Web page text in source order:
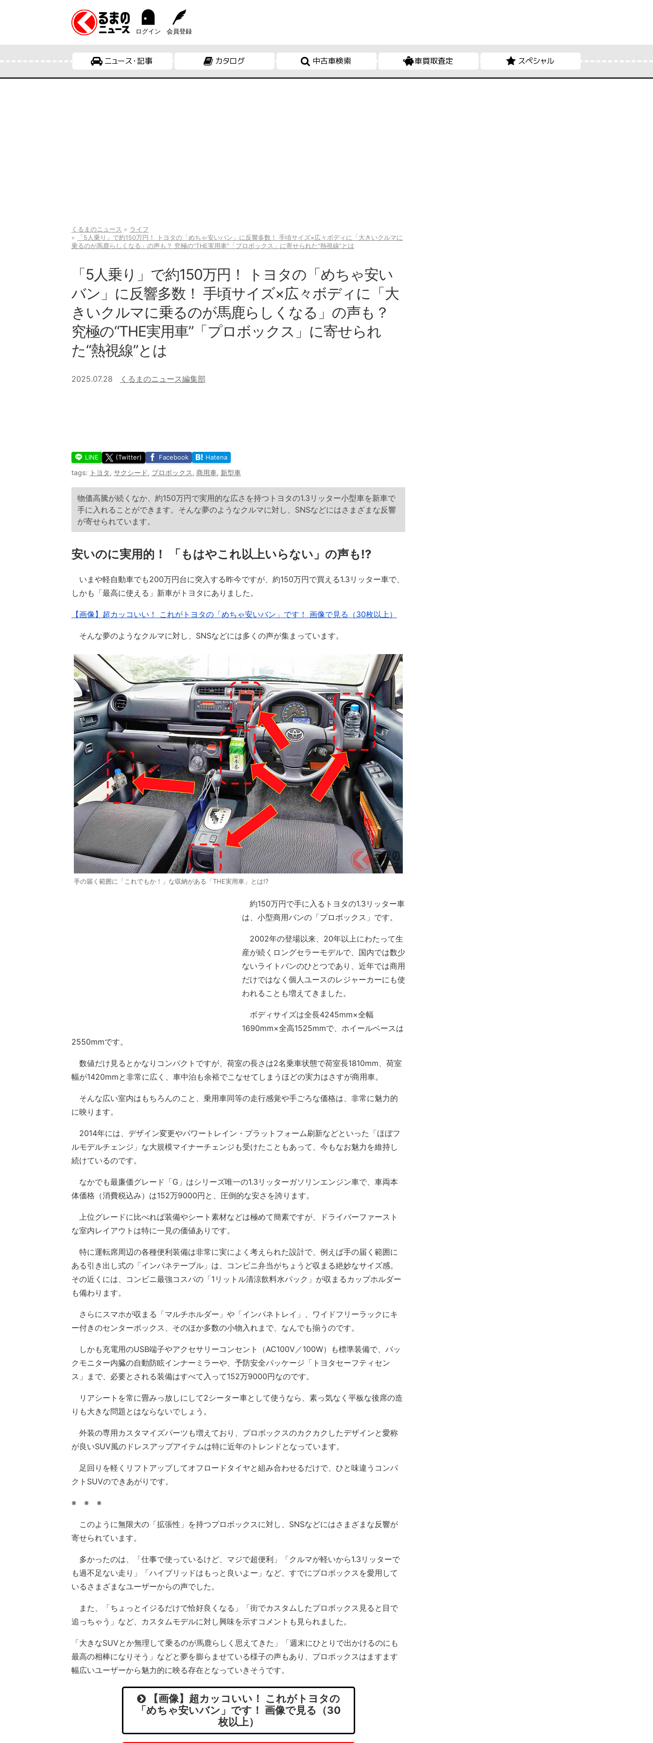
ログイン 会員登録
ニュース・記事 カタログ 中古車検索 車買取査定 スペシャル
くるまのニュース
ライフ
「5人乗り」で約150万円！ トヨタの「めちゃ安いバン」に反響多数！ 手頃サイズ×広々ボディに「大きいクルマに
乗るのが馬鹿らしくなる」の声も？ 究極の“THE実用車”「プロボックス」に寄せられた“熱視線”とは
「5人乗り」で約150万円！ トヨタの「めちゃ安い
バン」に反響多数！ 手頃サイズ×広々ボディに「大
きいクルマに乗るのが馬鹿らしくなる」の声も？
究極の“THE実用車”「プロボックス」に寄せられ
た“熱視線”とは
2025.07.28 くるまのニュース編集部
LINE (Twitter) Facebook Hatena
tags: トヨタ, サクシード, プロボックス, 商用車, 新型車
物価高騰が続くなか、約150万円で実用的な広さを持つトヨタの1.3リッター小型車を新車で
手に入れることができます。そんな夢のようなクルマに対し、SNSなどにはさまざまな反響
が寄せられています。
安いのに実用的！ 「もはやこれ以上いらない」の声も!?
いまや軽自動車でも200万円台に突入する昨今ですが、約150万円で買える1.3リッター車で、
しかも「最高に使える」新車がトヨタにありました。
【画像】超カッコいい！ これがトヨタの「めちゃ安いバン」です！ 画像で見る（30枚以上）
そんな夢のようなクルマに対し、SNSなどには多くの声が集まっています。
手の届く範囲に「これでもか！」な収納がある「THE実用車」とは!?
約150万円で手に入るトヨタの1.3リッター車
は、小型商用バンの「プロボックス」です。
2002年の登場以来、20年以上にわたって生
産が続くロングセラーモデルで、国内では数少
ないライトバンのひとつであり、近年では商用
だけではなく個人ユースのレジャーカーにも使
われることも増えてきました。
ボディサイズは全長4245mm×全幅
1690mm×全高1525mmで、ホイールベースは
2550mmです。
数値だけ見るとかなりコンパクトですが、荷室の長さは2名乗車状態で荷室長1810mm、荷室
幅が1420mmと非常に広く、車中泊も余裕でこなせてしまうほどの実力はさすが商用車。
そんな広い室内はもちろんのこと、乗用車同等の走行感覚や手ごろな価格は、非常に魅力的
に映ります。
2014年には、デザイン変更やパワートレイン・プラットフォーム刷新などといった「ほぼフ
ルモデルチェンジ」な大規模マイナーチェンジも受けたこともあって、今もなお魅力を維持し
続けているのです。
なかでも最廉価グレード「G」はシリーズ唯一の1.3リッターガソリンエンジン車で、車両本
体価格（消費税込み）は152万9000円と、圧倒的な安さを誇ります。
上位グレードに比べれば装備やシート素材などは極めて簡素ですが、ドライバーファースト
な室内レイアウトは特に一見の価値ありです。
特に運転席周辺の各種便利装備は非常に実によく考えられた設計で、例えば手の届く範囲に
ある引き出し式の「インパネテーブル」は、コンビニ弁当がちょうど収まる絶妙なサイズ感。
その近くには、コンビニ最強コスパの「1リットル清涼飲料水パック」が収まるカップホルダー
も備わります。
さらにスマホが収まる「マルチホルダー」や「インパネトレイ」、ワイドフリーラックにキ
ー付きのセンターボックス、そのほか多数の小物入れまで、なんでも揃うのです。
しかも充電用のUSB端子やアクセサリーコンセント（AC100V／100W）も標準装備で、バッ
クモニター内臓の自動防眩インナーミラーや、予防安全パッケージ「トヨタセーフティセン
ス」まで、必要とされる装備はすべて入って152万9000円なのです。
リアシートを常に畳みっ放しにして2シーター車として使うなら、素っ気なく平板な後席の造
りも大きな問題とはならないでしょう。
外装の専用カスタマイズパーツも増えており、プロボックスのカクカクしたデザインと愛称
が良いSUV風のドレスアップアイテムは特に近年のトレンドとなっています。
足回りを軽くリフトアップしてオフロードタイヤと組み合わせるだけで、ひと味違うコンパ
クトSUVのできあがりです。
※ ※ ※
このように無限大の「拡張性」を持つプロボックスに対し、SNSなどにはさまざまな反響が
寄せられています。
多かったのは、「仕事で使っているけど、マジで超便利」「クルマが軽いから1.3リッターで
も過不足ない走り」「ハイブリッドはもっと良いよー」など、すでにプロボックスを愛用して
いるさまざまなユーザーからの声でした。
また、「ちょっとイジるだけで恰好良くなる」「街でカスタムしたプロボックス見ると目で
追っちゃう」など、カスタムモデルに対し興味を示すコメントも見られました。
「大きなSUVとか無理して乗るのが馬鹿らしく思えてきた」「週末にひとりで出かけるのにも
最高の相棒になりそう」などと夢を膨らませている様子の声もあり、プロボックスはますます
幅広いユーザーから魅力的に映る存在となっていきそうです。
【画像】超カッコいい！ これがトヨタの
「めちゃ安いバン」です！ 画像で見る（30
枚以上）